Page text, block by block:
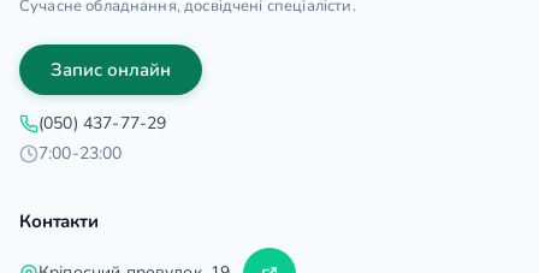
Сучасне обладнання, досвідчені спеціалісти.
Запис онлайн
(050) 437-77-29
7:00-23:00
Контакти